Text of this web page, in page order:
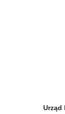
Urząd